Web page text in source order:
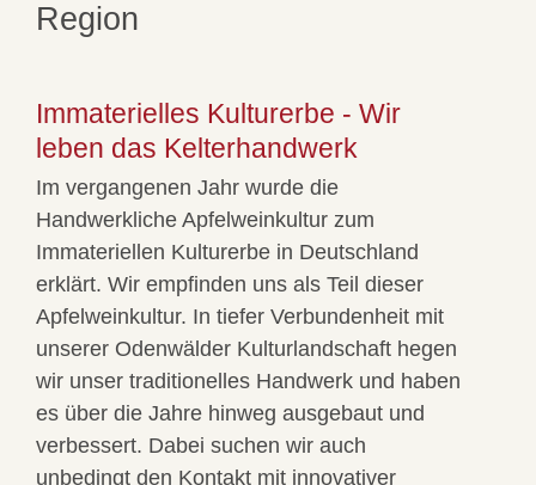
Region
Immaterielles Kulturerbe - Wir
leben das Kelterhandwerk
Im vergangenen Jahr wurde die
Handwerkliche Apfelweinkultur zum
Immateriellen Kulturerbe in Deutschland
erklärt. Wir empfinden uns als Teil dieser
Apfelweinkultur. In tiefer Verbundenheit mit
unserer Odenwälder Kulturlandschaft hegen
wir unser traditionelles Handwerk und haben
es über die Jahre hinweg ausgebaut und
verbessert. Dabei suchen wir auch
unbedingt den Kontakt mit innovativer